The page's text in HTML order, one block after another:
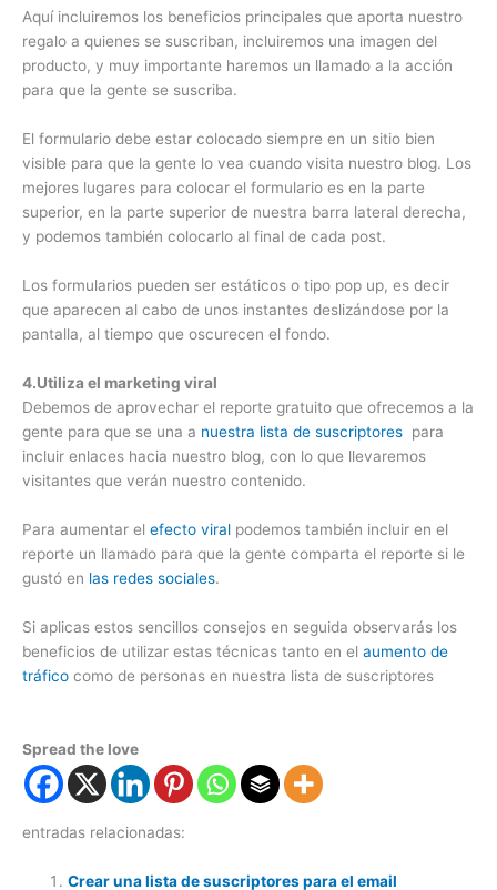
Aquí incluiremos los beneficios principales que aporta nuestro
regalo a quienes se suscriban, incluiremos una imagen del
producto, y muy importante haremos un llamado a la acción
para que la gente se suscriba.
El formulario debe estar colocado siempre en un sitio bien
visible para que la gente lo vea cuando visita nuestro blog. Los
mejores lugares para colocar el formulario es en la parte
superior, en la parte superior de nuestra barra lateral derecha,
y podemos también colocarlo al final de cada post.
Los formularios pueden ser estáticos o tipo pop up, es decir
que aparecen al cabo de unos instantes deslizándose por la
pantalla, al tiempo que oscurecen el fondo.
4.Utiliza el marketing viral
Debemos de aprovechar el reporte gratuito que ofrecemos a la
gente para que se una a nuestra lista de suscriptores para
incluir enlaces hacia nuestro blog, con lo que llevaremos
visitantes que verán nuestro contenido.
Para aumentar el efecto viral podemos también incluir en el
reporte un llamado para que la gente comparta el reporte si le
gustó en las redes sociales.
Si aplicas estos sencillos consejos en seguida observarás los
beneficios de utilizar estas técnicas tanto en el aumento de
tráfico como de personas en nuestra lista de suscriptores
Spread the love
entradas relacionadas:
Crear una lista de suscriptores para el email